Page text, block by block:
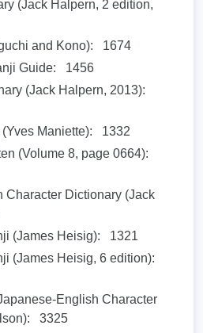
(Jack Halpern, 2 edition,
and Kono):
1674
Guide:
1456
(Jack Halpern, 2013):
Maniette):
1332
(Volume 8, page 0664):
Character Dictionary (Jack
(James Heisig):
1321
(James Heisig, 6 edition):
English Character
3325